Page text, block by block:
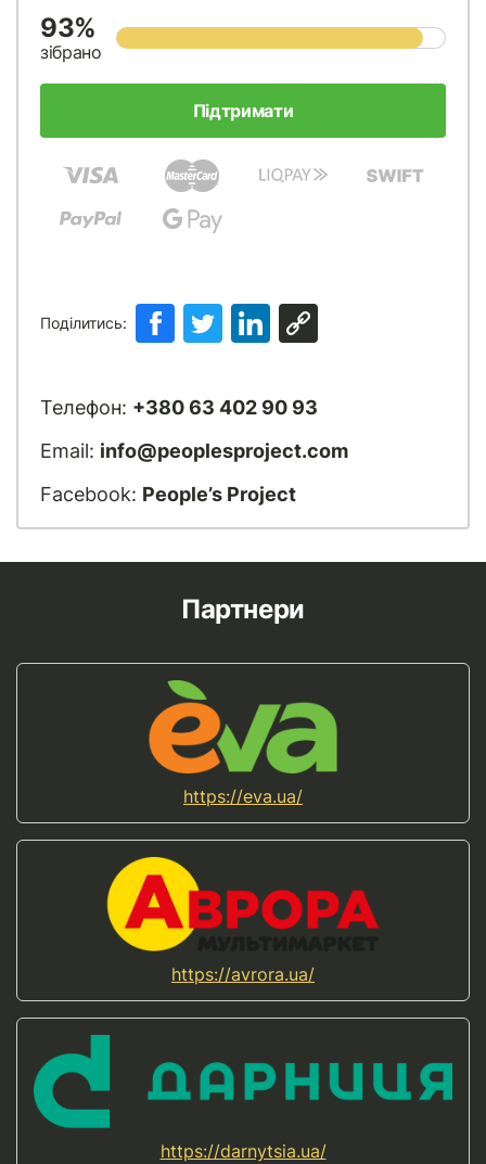
93%
зібрано
Підтримати
Поділитись:
Телефон: +380 63 402 90 93
Email: info@peoplesproject.com
Facebook: People’s Project
Партнери
https://eva.ua/
https://avrora.ua/
https://darnytsia.ua/